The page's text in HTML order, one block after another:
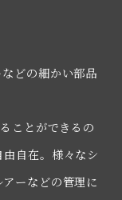
どの細かい部品
ことができるの
自在。様々なシ
ーなどの管理に